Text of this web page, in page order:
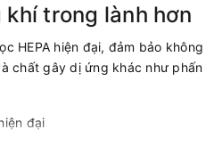
khí trong lành hơn
HEPA hiện đại, đảm bảo không
chất gây dị ứng khác như phấn